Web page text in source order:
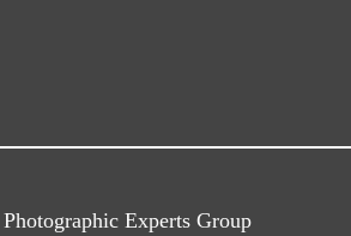
Experts Group